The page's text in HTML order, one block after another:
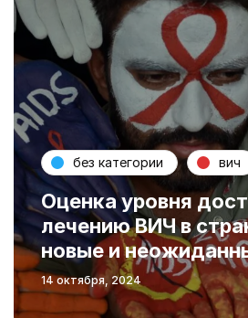
без категории вич
Оценка уровня
лечению ВИЧ в
новые и
14 октября, 2024